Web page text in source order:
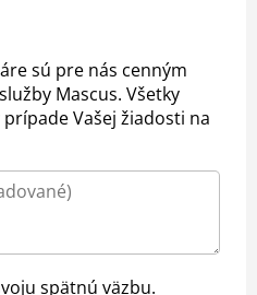
sú pre nás cenným
Mascus. Všetky
Vašej žiadosti na
spätnú väzbu.